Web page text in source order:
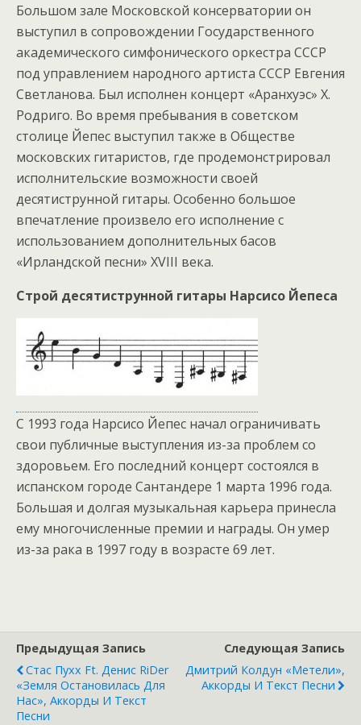
Большом зале Московской консерватории он
выступил в сопровождении Государственного
академического симфонического оркестра СССР
под управлением народного артиста СССР Евгения
Светланова. Был исполнен концерт «Аранхуэс» Х.
Родриго. Во время пребывания в советском
столице Йепес выступил также в Обществе
московских гитаристов, где продемонстрировал
исполнительские возможности своей
десятиструнной гитары. Особенно большое
впечатление произвело его исполнение с
использованием дополнительных басов
«Ирландской песни» XVIII века.
Строй десятиструнной гитары Нарсисо Йепеса
С 1993 года Нарсисо Йепес начал ограничивать
свои публичные выступления из-за проблем со
здоровьем. Его последний концерт состоялся в
испанском городе Сантандере 1 марта 1996 года.
Большая и долгая музыкальная карьера принесла
ему многочисленные премии и награды. Он умер
из-за рака в 1997 году в возрасте 69 лет.
Предыдущая Запись
Стас Пухх Ft. Денис RiDer
«Земля Остановилась Для
Нас», Аккорды И Текст
Песни
Следующая Запись
Дмитрий Колдун «Метели»,
Аккорды И Текст Песни